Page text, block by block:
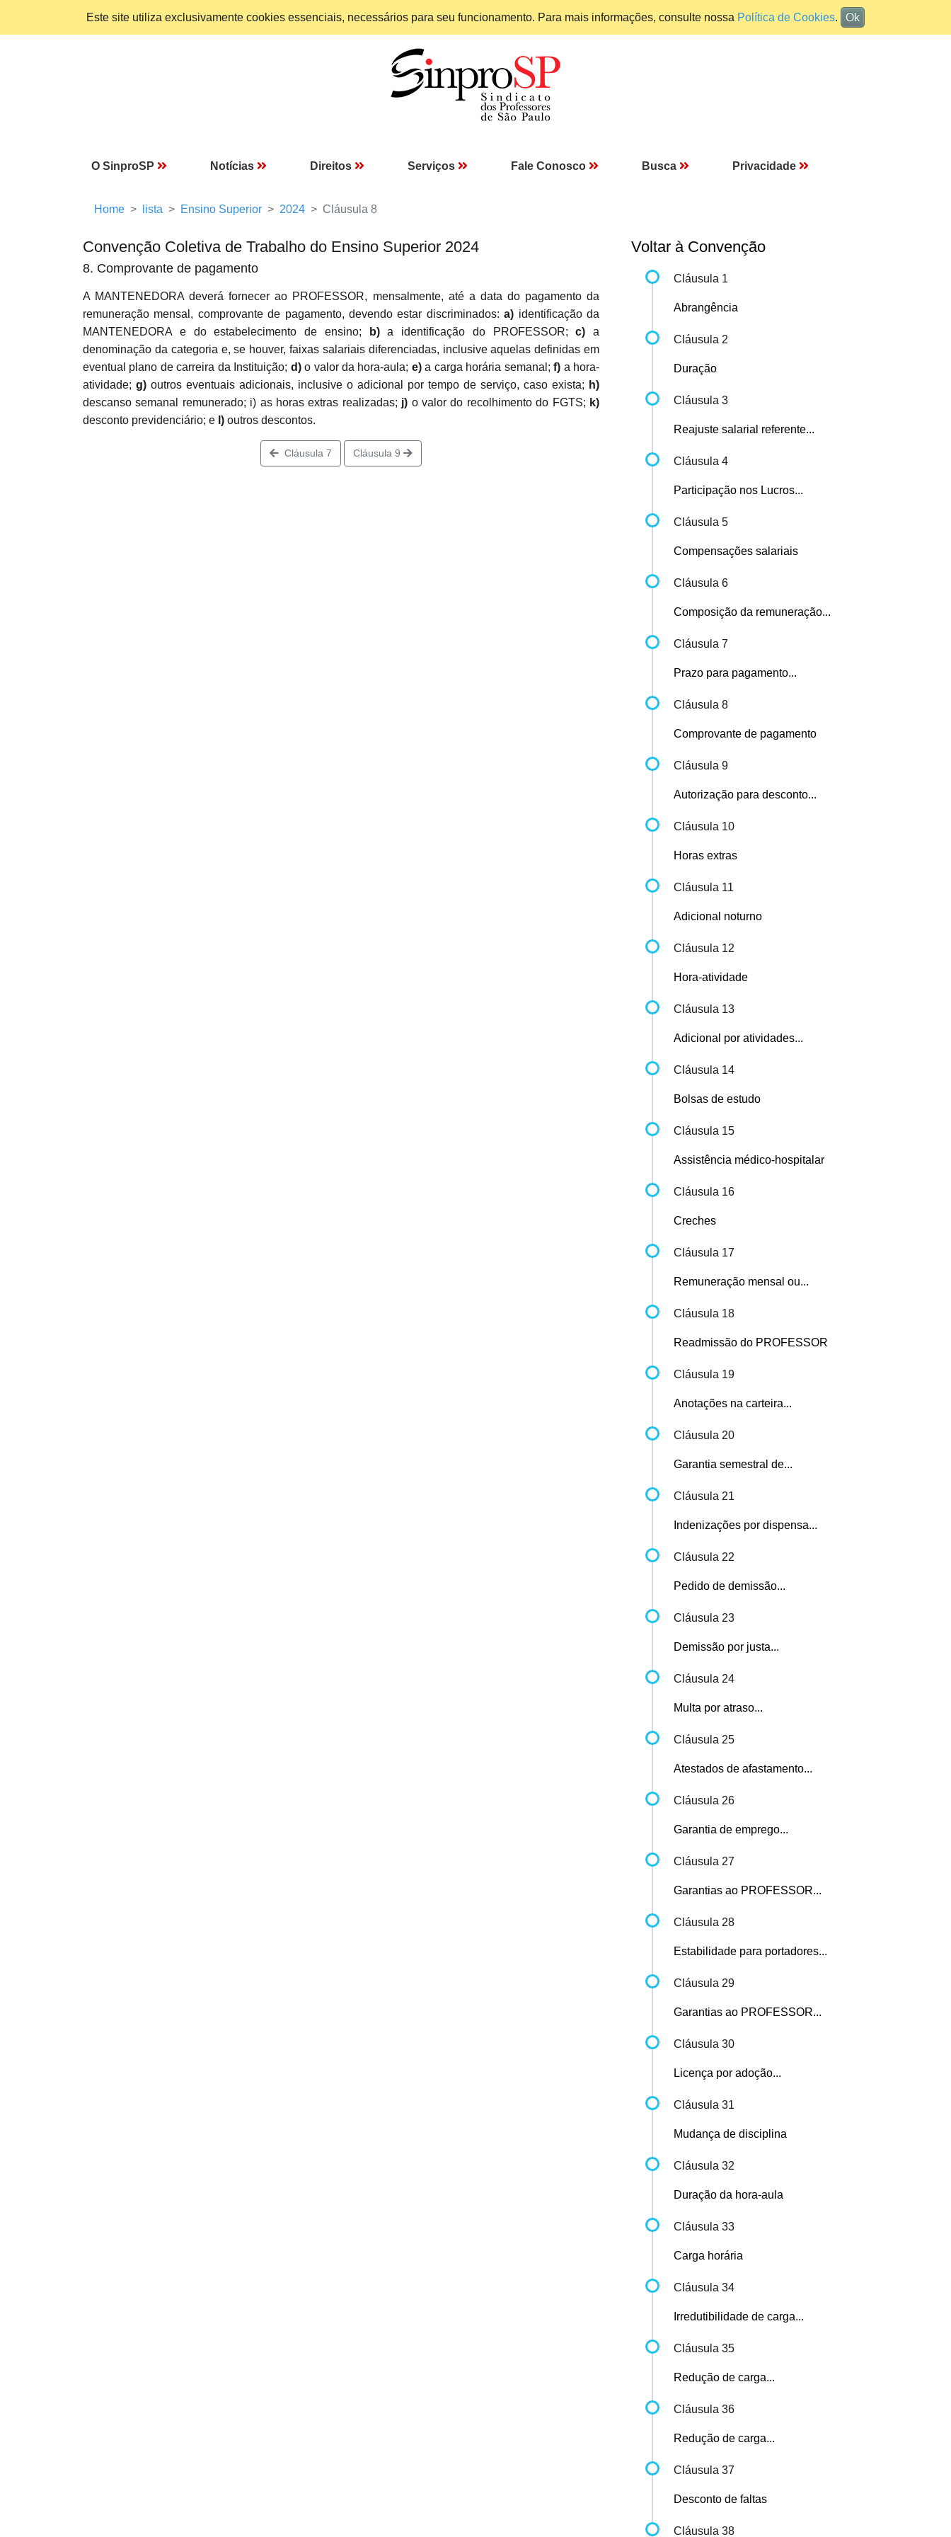
Este site utiliza exclusivamente cookies essenciais, necessários para seu funcionamento. Para mais informações, consulte nossa Política de Cookies. Ok
O SinproSP Notícias Direitos Serviços Fale Conosco Busca Privacidade
Home lista Ensino Superior 2024 Cláusula 8
Convenção Coletiva de Trabalho do Ensino Superior 2024
8. Comprovante de pagamento
A MANTENEDORA deverá fornecer ao PROFESSOR, mensalmente, até a data do pagamento da
remuneração mensal, comprovante de pagamento, devendo estar discriminados:a) identificação da
MANTENEDORA e do estabelecimento de ensino;
b)a identificação do PROFESSOR; c) a
denominação da categoria e, se houver, faixas salariais diferenciadas, inclusive aquelas definidas em
eventual plano de carreira da Instituição; d)o valor da hora-aula; e)a carga horária semanal; f) a hora-
atividade; g) outros eventuais adicionais, inclusive o adicional por tempo de serviço, caso exista; h)
descanso semanal remunerado; i) as horas extras realizadas; j) o valor do recolhimento do FGTS; k)
desconto previdenciário; e l) outros descontos.
Cláusula 7 Cláusula 9
Voltar à Convenção
Cláusula 1
Abrangência
Cláusula 2
Duração
Cláusula 3
Reajuste salarial referente...
Cláusula 4
Participação nos Lucros...
Cláusula 5
Compensações salariais
Cláusula 6
Composição da remuneração...
Cláusula 7
Prazo para pagamento...
Cláusula 8
Comprovante de pagamento
Cláusula 9
Autorização para desconto...
Cláusula 10
Horas extras
Cláusula 11
Adicional noturno
Cláusula 12
Hora-atividade
Cláusula 13
Adicional por atividades...
Cláusula 14
Bolsas de estudo
Cláusula 15
Assistência médico-hospitalar
Cláusula 16
Creches
Cláusula 17
Remuneração mensal ou...
Cláusula 18
Readmissão do PROFESSOR
Cláusula 19
Anotações na carteira...
Cláusula 20
Garantia semestral de...
Cláusula 21
Indenizações por dispensa...
Cláusula 22
Pedido de demissão...
Cláusula 23
Demissão por justa...
Cláusula 24
Multa por atraso...
Cláusula 25
Atestados de afastamento...
Cláusula 26
Garantia de emprego...
Cláusula 27
Garantias ao PROFESSOR...
Cláusula 28
Estabilidade para portadores...
Cláusula 29
Garantias ao PROFESSOR...
Cláusula 30
Licença por adoção...
Cláusula 31
Mudança de disciplina
Cláusula 32
Duração da hora-aula
Cláusula 33
Carga horária
Cláusula 34
Irredutibilidade de carga...
Cláusula 35
Redução de carga...
Cláusula 36
Redução de carga...
Cláusula 37
Desconto de faltas
Cláusula 38